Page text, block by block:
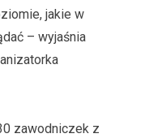
jakie w
– wyjaśnia
zawodniczek z